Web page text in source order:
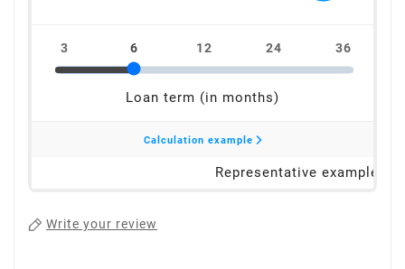
Write your review